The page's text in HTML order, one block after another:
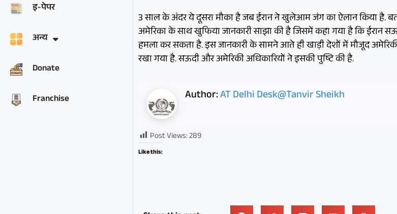
इ-पेपर
अन्य
Donate
Franchise
3 साल के अंदर ये दूसरा मौका है जब ईरान ने खुलेआम जंग का ऐलान किया है.
अमेरिका के साथ खुफिया जानकारी साझा की है जिसमें कहा गया है कि ईरान
हमला कर सकता है. इस जानकारी के सामने आते ही खाड़ी देशों में मौजूद
रखा गया है. सऊदी और अमेरिकी अधिकारियों ने इसकी पुष्टि की है.
Author:AT Delhi Desk@Tanvir Sheikh
Post Views:289
Like this: